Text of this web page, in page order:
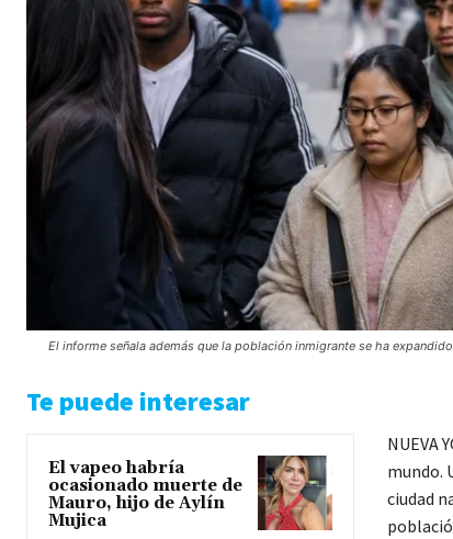
El informe señala además que la población inmigrante se ha
Te puede interesar
El vapeo habría
ocasionado muerte de
Mauro, hijo de Aylín
Mujica
NUEVA
mundo.
ciudad